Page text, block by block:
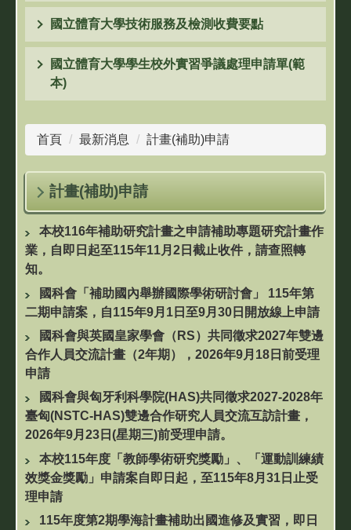
國立體育大學技術服務及檢測收費要點
國立體育大學學生校外實習爭議處理申請單(範
本)
首頁 最新消息 計畫(補助)申請
計畫(補助)申請
本校116年補助研究計畫之申請補助專題研究計畫作
業，自即日起至115年11月2日截止收件，請查照轉
知。
國科會「補助國內舉辦國際學術研討會」 115年第
二期申請案，自115年9月1日至9月30日開放線上申請
國科會與英國皇家學會（RS）共同徵求2027年雙邊
合作人員交流計畫（2年期），2026年9月18日前受理
申請
國科會與匈牙利科學院(HAS)共同徵求2027-2028年
臺匈(NSTC-HAS)雙邊合作研究人員交流互訪計畫，
2026年9月23日(星期三)前受理申請。
本校115年度「教師學術研究獎勵」、「運動訓練績
效獎金獎勵」申請案自即日起，至115年8月31日止受
理申請
115年度第2期學海計畫補助出國進修及實習，即日